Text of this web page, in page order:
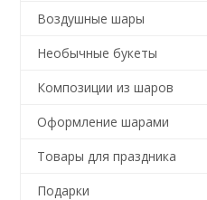
Воздушные шары
Необычные букеты
Композиции из шаров
Оформление шарами
Товары для праздника
Подарки